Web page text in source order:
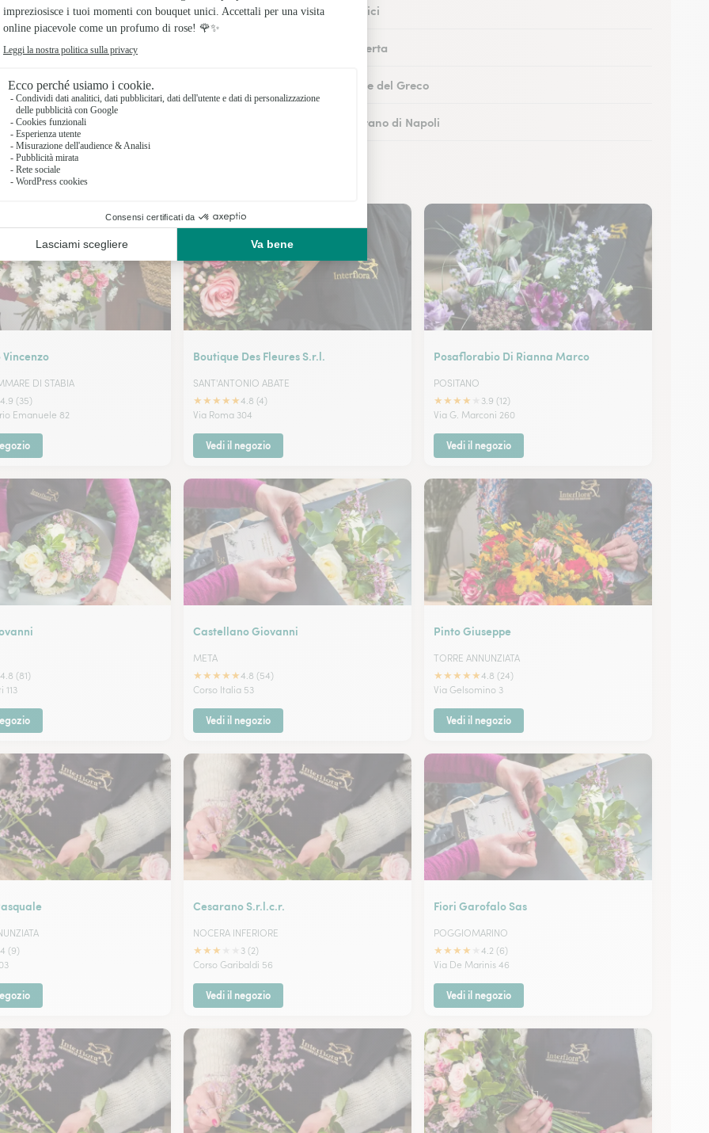
Fioristi a Portici
Fioristi a Caserta
Fioristi a Torre del Greco
Fioristi a Marano di Napoli
DI STABIA
4.9 (35)
Emanuele 82
Boutique Des Fleures S.r.l.
SANT'ANTONIO ABATE
★★★★★4.8 (4)
Via Roma 304
Vedi il negozio
Posaflorabio Di Rianna Marco
POSITANO
★★★★
3.9 (12)
Via G. Marconi 260
Vedi il negozio
4.8 (81)
113
Castellano Giovanni
META
★★★★★4.8 (54)
Corso Italia 53
Vedi il negozio
Pinto Giuseppe
TORRE ANNUNZIATA
★★★★★4.8 (24)
Via Gelsomino 3
Vedi il negozio
4 (9)
Cesarano S.r.l.c.r.
NOCERA INFERIORE
★★★
3 (2)
Corso Garibaldi 56
Vedi il negozio
Fiori Garofalo Sas
POGGIOMARINO
★★★★
4.2 (6)
Via De Marinis 46
Vedi il negozio